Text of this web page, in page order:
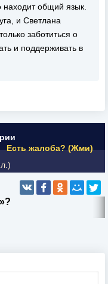
находит общий язык.
и Светлана
заботиться о
и поддерживать в
Есть жалоба? (Жми)